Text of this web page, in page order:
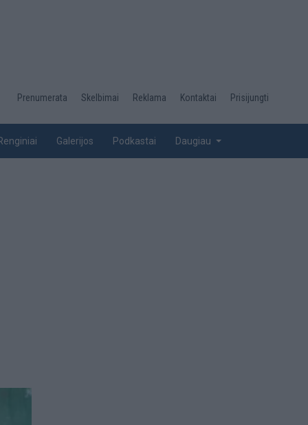
Desktop
top
Prenumerata Skelbimai Reklama Kontaktai Prisijungti
Galerijos Podkastai Daugiau